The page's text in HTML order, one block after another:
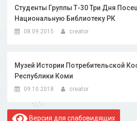
Студенты Группы Т-30 Три Дня
Национальную Библиотеку РК
08.09.2015 creator
Музей Истории Потребительской
Республики Коми
09.10.2018 creator
Версия для слабовидящих